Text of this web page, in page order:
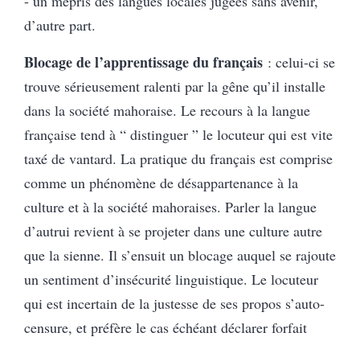
d’autre part.
Blocage de l’apprentissage du français : celui-ci se
trouve sérieusement ralenti par la gêne qu’il installe
dans la société mahoraise. Le recours à la langue
française tend à “ distinguer ” le locuteur qui est vite
taxé de vantard. La pratique du français est comprise
comme un phénomène de désappartenance à la
culture et à la société mahoraises. Parler la langue
d’autrui revient à se projeter dans une culture autre
que la sienne. Il s’ensuit un blocage auquel se rajoute
un sentiment d’insécurité linguistique. Le locuteur
qui est incertain de la justesse de ses propos s’auto-
censure, et préfère le cas échéant déclarer forfait